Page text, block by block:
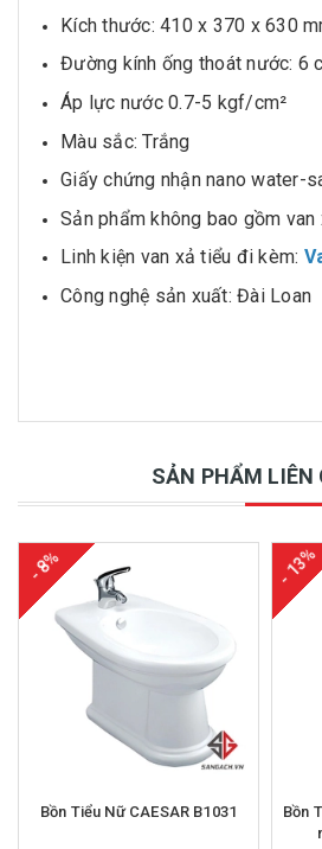
Kích thước: 410 x 370 x 630
Đường kính ống thoát nước: 6
Áp lực nước 0.7-5 kgf/cm²
Màu sắc: Trắng
Giấy chứng nhận nano water-
Sản phẩm không bao gồm van
Linh kiện van xả tiểu đi kèm:
Công nghệ sản xuất: Đài Loan
SẢN PHẨM LIÊN
- 8%
Bồn Tiểu Nữ CAESAR B1031
- 13%
Bồn